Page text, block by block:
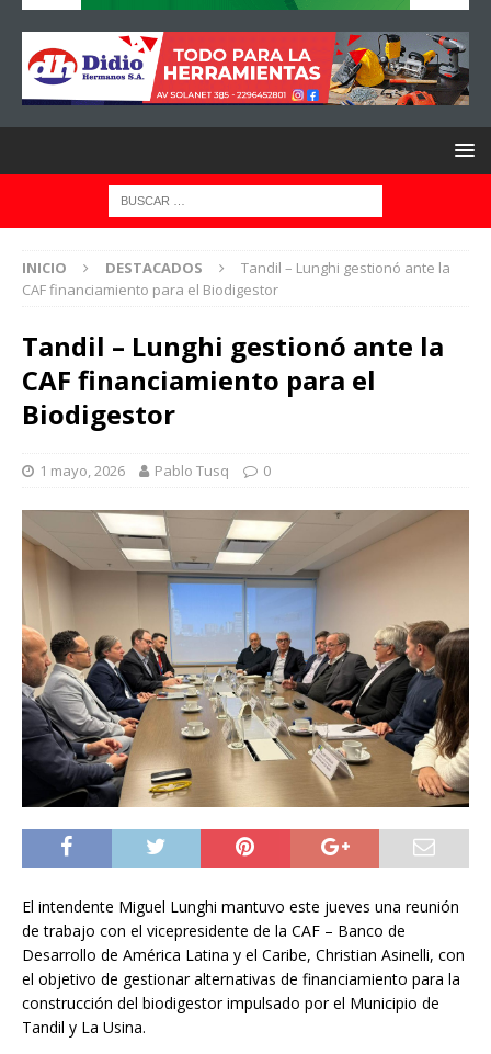
INICIO DESTACADOS
Tandil – Lunghi gestionó ante la
CAF financiamiento para el Biodigestor
Tandil – Lunghi gestionó ante la
CAF financiamiento para el
Biodigestor
1 mayo, 2026 Pablo Tusq 0
El intendente Miguel Lunghi mantuvo este jueves una reunión
de trabajo con el vicepresidente de la CAF – Banco de
Desarrollo de América Latina y el Caribe, Christian Asinelli, con
el objetivo de gestionar alternativas de financiamiento para la
construcción del biodigestor impulsado por el Municipio de
Tandil y La Usina.